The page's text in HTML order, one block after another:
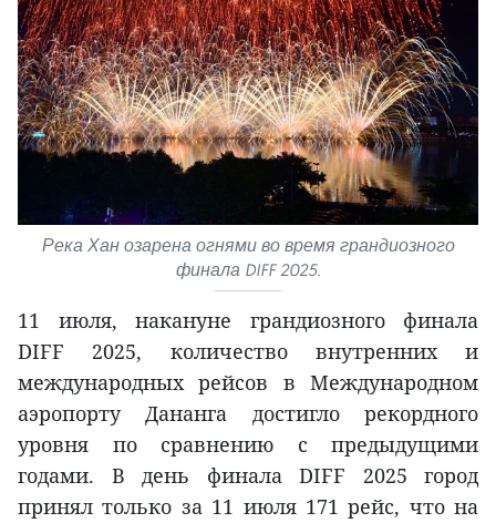
Река Хан озарена огнями во время грандиозного
финала DIFF 2025.
11 июля, накануне грандиозного финала
DIFF 2025, количество внутренних и
международных рейсов в Международном
аэропорту Дананга достигло рекордного
уровня по сравнению с предыдущими
годами. В день финала DIFF 2025 город
принял только за 11 июля 171 рейс, что на